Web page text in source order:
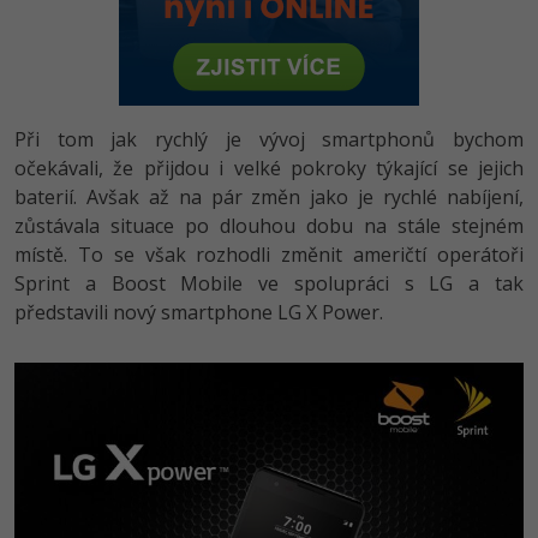
HTML5, CSS3, Bootstrap, SEO
SQL a databáze
Testování a verzování
UML a návrhové vzory
React
Spring
Django
JavaScript
Python
HTML / CSS
UML a návrhové vzory
MySQL/MariaDB
SQLite
Vývojář mobilních aplikací
Specialista na AI a bigdata
C# Game developer
Webdesigner
Tester
Systémový administrátor
Projektový manažer
Databázový analytik
Python -80%
JavaScript -80%
PHP
C++ -80%
Swift -80%
Kotlin -80%
C
SQL
-80%
Digitální gramotnost
Marketing -30%
WordPress
SEO -30%
UX
Business
Kryptoměny
MS Office -80%
Photoshop -80%
Adobe Illustrator -80%
Adobe Lightroom -30%
Adobe XD -15%
Adobe InDesign -25%
Adobe After Effects
Blender -80%
Fotografování -80%
Při tom jak rychlý je vývoj smartphonů bychom
očekávali, že přijdou i velké pokroky týkající se jejich
baterií. Avšak až na pár změn jako je rychlé nabíjení,
zůstávala situace po dlouhou dobu na stále stejném
místě. To se však rozhodli změnit američtí operátoři
Sprint a Boost Mobile ve spolupráci s LG a tak
představili nový smartphone LG X Power.